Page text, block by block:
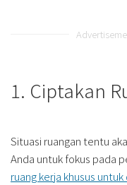
1. Ciptakan
Situasi ruangan tentu
Anda untuk fokus pada
ruang kerja khusus